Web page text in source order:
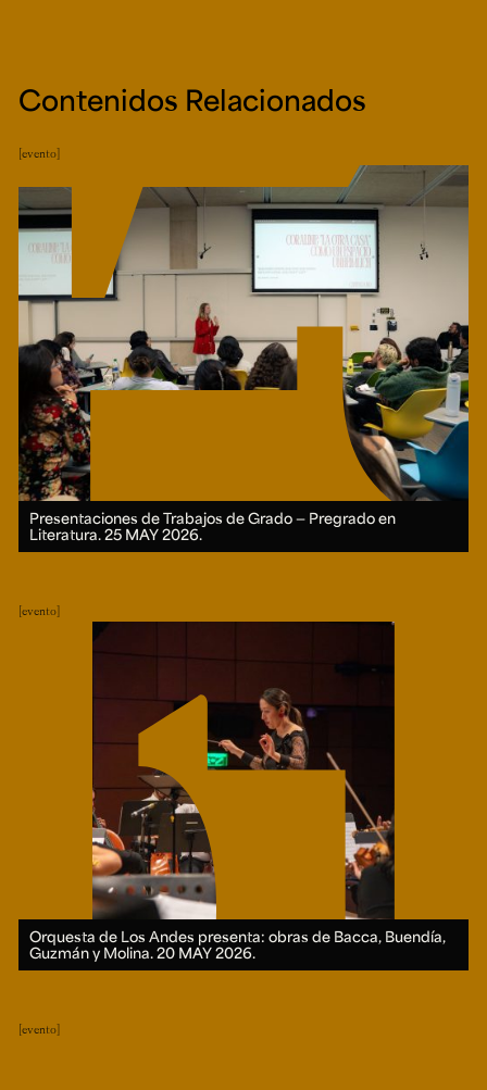
Contenidos Relacionados
evento
Presentaciones de Trabajos de Grado — Pregrado en
Literatura.25 MAY 2026.
evento
Orquesta de Los Andes presenta: obras de Bacca, Buendía,
Guzmán y Molina.20 MAY 2026.
evento